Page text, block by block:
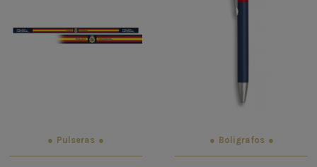
Pulseras Boligrafos